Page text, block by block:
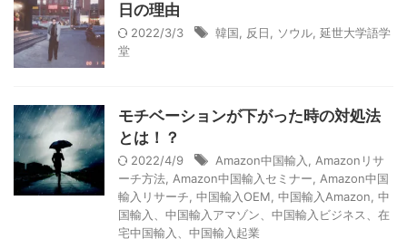
日の理由
2022/3/3 韓国 反日 ソウル 延世大学語学
堂
モチベーションが下がった時の対処法
とは！？
2022/4/9 Amazon中国輸入
Amazonリサ
ーチ方法 Amazon中国輸入セミナー
Amazon中国
輸入リサーチ 中国輸入OEM 中国輸入Amazon 中
国輸入、中国輸入アマゾン、中国輸入ビジネス、在
宅中国輸入、中国輸入起業